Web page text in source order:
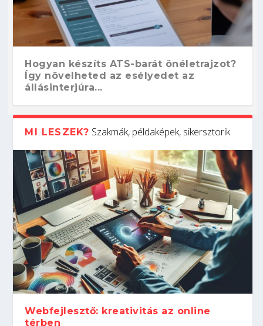
Hogyan készíts ATS-barát önéletrajzot?
Így növelheted az esélyedet az
állásinterjúra...
Kitalálod, mire használják ezeket a
gépeket?
Nem sikerült az egyetemi felvételi?
Tanulj szakmát!
Szoftverfejlesztő: verseny kódban –
amikor néhány sor program dönti el a
világversenyt...
Digitális detox – hogyan kapcsolódj ki
telefon nélkül?
MI LESZEK? Szakmák, példaképek, sikersztorik
Webfejlesztő: kreativitás az online
térben